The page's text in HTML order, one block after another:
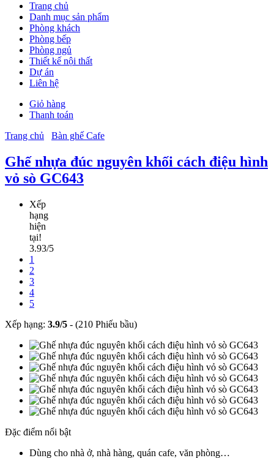
Trang chủ
Danh mục sản phẩm
Phòng khách
Phòng bếp
Phòng ngủ
Thiết kế nội thất
Dự án
Liên hệ
Giỏ hàng
Thanh toán
Trang chủ
Bàn ghế Cafe
Ghế nhựa đúc nguyên khối cách điệu hình
vỏ sò GC643
Xếp
hạng
hiện
tại!
3.93/5
1
2
3
4
5
Xếp hạng: 3.9/5 - (210 Phiếu bầu)
Đặc điểm nổi bật
Dùng cho nhà ở, nhà hàng, quán cafe, văn phòng…